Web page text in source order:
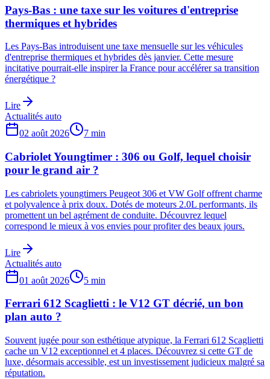
Pays-Bas : une taxe sur les voitures d'entreprise
thermiques et hybrides
Les Pays-Bas introduisent une taxe mensuelle sur les véhicules
d'entreprise thermiques et hybrides dès janvier. Cette mesure
incitative pourrait-elle inspirer la France pour accélérer sa transition
énergétique ?
Lire
Actualités auto
02 août 2026
7 min
Cabriolet Youngtimer : 306 ou Golf, lequel choisir
pour le grand air ?
Les cabriolets youngtimers Peugeot 306 et VW Golf offrent charme
et polyvalence à prix doux. Dotés de moteurs 2.0L performants, ils
promettent un bel agrément de conduite. Découvrez lequel
correspond le mieux à vos envies pour profiter des beaux jours.
Lire
Actualités auto
01 août 2026
5 min
Ferrari 612 Scaglietti : le V12 GT décrié, un bon
plan auto ?
Souvent jugée pour son esthétique atypique, la Ferrari 612 Scaglietti
cache un V12 exceptionnel et 4 places. Découvrez si cette GT de
luxe, désormais accessible, est un investissement judicieux malgré sa
réputation.